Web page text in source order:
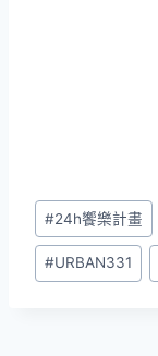
Post
Tags:
#24h饗樂計畫
#URBAN331